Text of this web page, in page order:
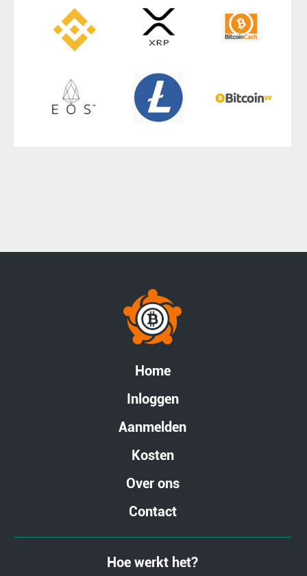
Home
Inloggen
Aanmelden
Kosten
Over ons
Contact
Hoe werkt het?